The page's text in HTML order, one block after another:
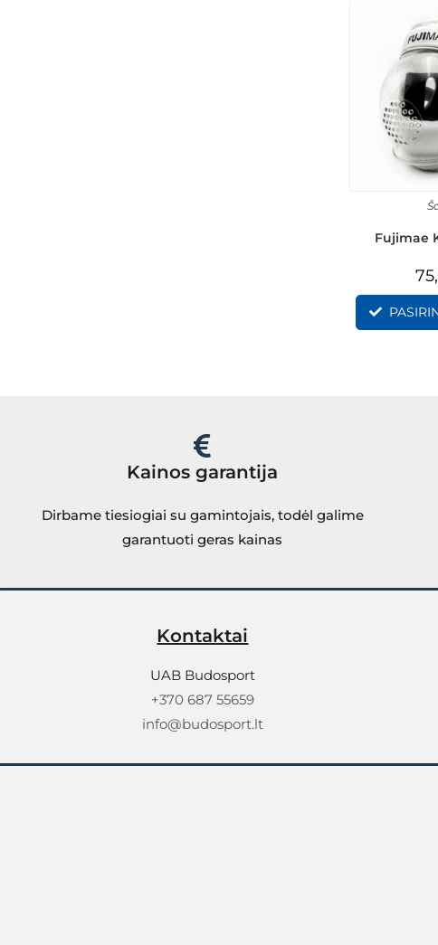
Fujimae
Kainos garantija
Dirbame tiesiogiai su gamintojais, todėl galime
garantuoti geras kainas
Kontaktai
UAB Budosport
+370 687 55659
info@budosport.lt